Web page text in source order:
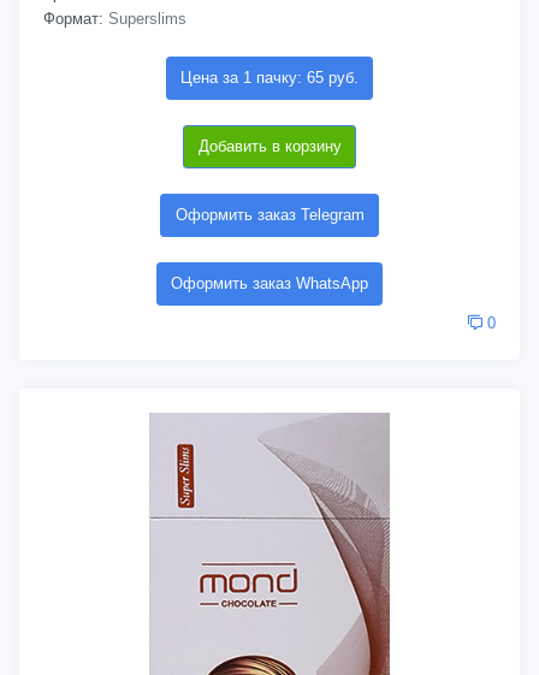
Формат: Superslims
Цена за 1 пачку: 65 руб.
Добавить в корзину
Оформить заказ Telegram
Оформить заказ WhatsApp
0